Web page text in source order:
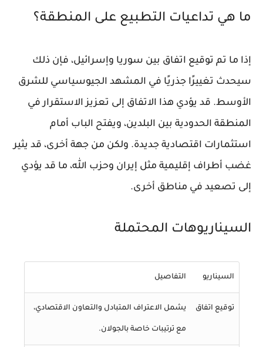
ما هي تداعيات التطبيع على المنطقة؟
إذا ما تم توقيع اتفاق بين سوريا وإسرائيل، فإن ذلك
سيحدث تغييرًا جذريًا في المشهد الجيوسياسي للشرق
الأوسط. قد يؤدي هذا الاتفاق إلى تعزيز الاستقرار في
المنطقة الحدودية بين البلدين، ويفتح الباب أمام
استثمارات اقتصادية جديدة. ولكن من جهة أخرى، قد يثير
غضب أطراف إقليمية مثل إيران وحزب الله، ما قد يؤدي
إلى تصعيد في مناطق أخرى.
السيناريوهات المحتملة
السيناريو التفاصيل
توقيع اتفاق يشمل الاعتراف المتبادل والتعاون الاقتصادي،
مع ترتيبات خاصة بالجولان.